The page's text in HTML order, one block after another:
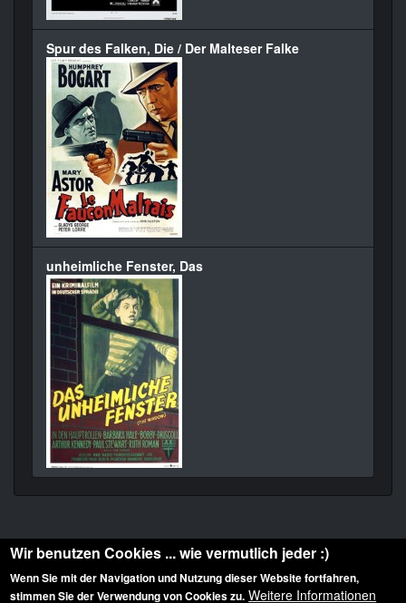
Spur des Falken, Die / Der Malteser Falke
unheimliche Fenster, Das
Diese Website ist urheberrechtlich geschützt: © 2010-2026 der Film Noir de. Alle
Wir benutzen Cookies ... wie vermutlich jeder :)
Wenn Sie mit der Navigation und Nutzung dieser Website fortfahren,
stimmen Sie der Verwendung von Cookies zu. Weitere Informationen